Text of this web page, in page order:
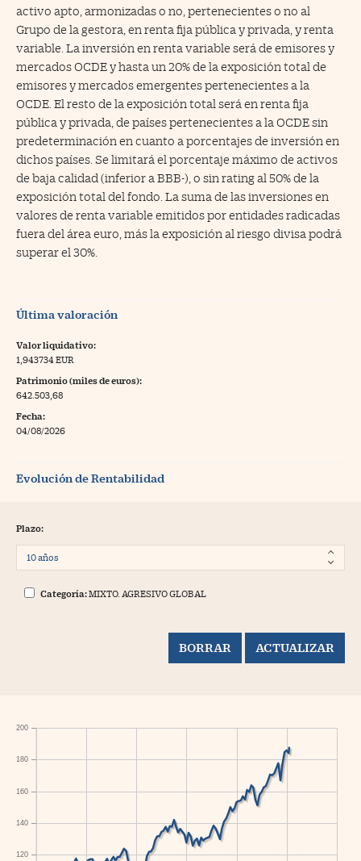
activo apto, armonizadas o no, pertenecientes o no al
Grupo de la gestora, en renta fija pública y privada, y renta
variable. La inversión en renta variable será de emisores y
mercados OCDE y hasta un 20% de la exposición total de
emisores y mercados emergentes pertenecientes a la
OCDE. El resto de la exposición total será en renta fija
pública y privada, de países pertenecientes a la OCDE sin
predeterminación en cuanto a porcentajes de inversión en
dichos países. Se limitará el porcentaje máximo de activos
de baja calidad (inferior a BBB-), o sin rating al 50% de la
exposición total del fondo. La suma de las inversiones en
valores de renta variable emitidos por entidades radicadas
fuera del área euro, más la exposición al riesgo divisa podrá
superar el 30%.
Última valoración
Valor liquidativo:
1,943734 EUR
Patrimonio (miles de euros):
642.503,68
Fecha:
04/08/2026
Evolución de Rentabilidad
Plazo:
Categoría:MIXTO. AGRESIVO GLOBAL
120
140
160
180
200